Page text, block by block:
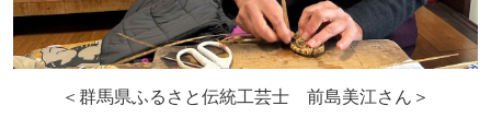
＜群馬県ふるさと伝統工芸士 前島美江さん＞